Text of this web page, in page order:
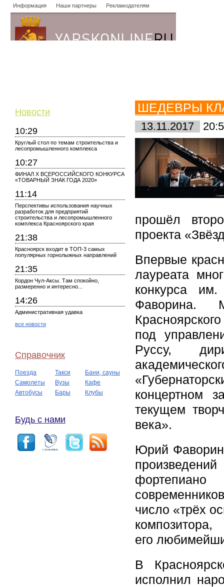
Информация Наши партнеры Рекламодателям
Новости
10:29
Круглый стол по темам строительства и
лесопромышленного комплекса
10:27
ФИНАЛ X ВСЕРОССИЙСКОГО КОНКУРСА
«ТОВАРНЫЙ ЗНАК ГОДА 2020»
11:14
Перспективы использования научных
разработок для предприятий
строительства и лесопромышленного
комплекса Красноярского края
21:38
Красноярск входит в ТОП-3 самых
популярных горнолыжных направлений
21:35
Кордон Чул-Аксы. Там спокойно,
размеренно и интересно...
14:26
Административная удавка
все новости
Справочник
Поезда Такси
Бани, сауны
Самолеты
Вузы
Кафе
Автобусы
Бары Клубы
Будь с нами
ШЕДЕВРЫ
13.11.2017
прошёл
проекта
Впервые
лауреата
конкурса
Фаворина.
под
Руссу,
концертном
текущем
века».
Юрий Фаворин
число «трёх
его
В
исполнил